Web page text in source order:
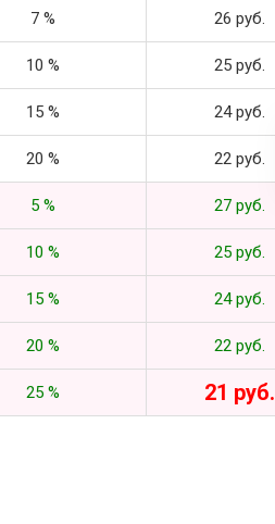
7 % 26 руб.
10 % 25 руб.
15 % 24 руб.
20 % 22 руб.
5 % 27 руб.
10 % 25 руб.
15 % 24 руб.
20 % 22 руб.
25 % 21 руб.